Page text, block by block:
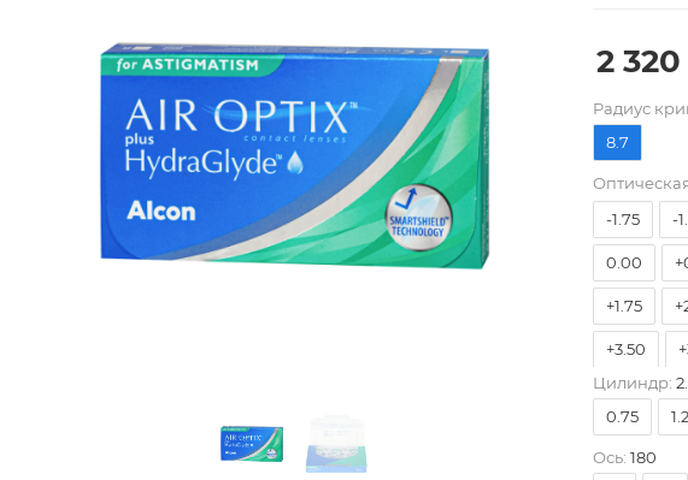
2 320
Pадиус
8.7-5.25
-1.75 -
0.00
+1.75
+3.50
Цилиндр:
0.75
Ось: 180